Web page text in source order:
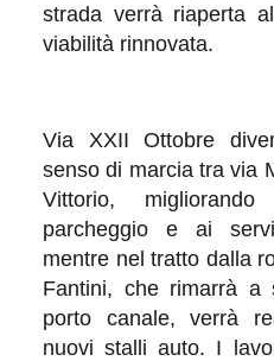
strada verrà riaperta
viabilità rinnovata.
Via XXII Ottobre
senso di marcia tra via
Vittorio,
parcheggio e ai
mentre nel tratto dalla
Fantini, che rimarrà a
porto canale, verrà
nuovi stalli auto. I